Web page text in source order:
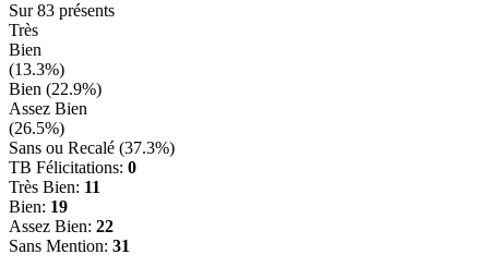
Sur83 présents
Très
Bien
(13.3%)
Bien (22.9%)
Assez Bien
(26.5%)
Sans ou Recalé (37.3%)
TB Félicitations: 0
Très Bien: 11
Bien: 19
Assez Bien: 22
Sans Mention: 31